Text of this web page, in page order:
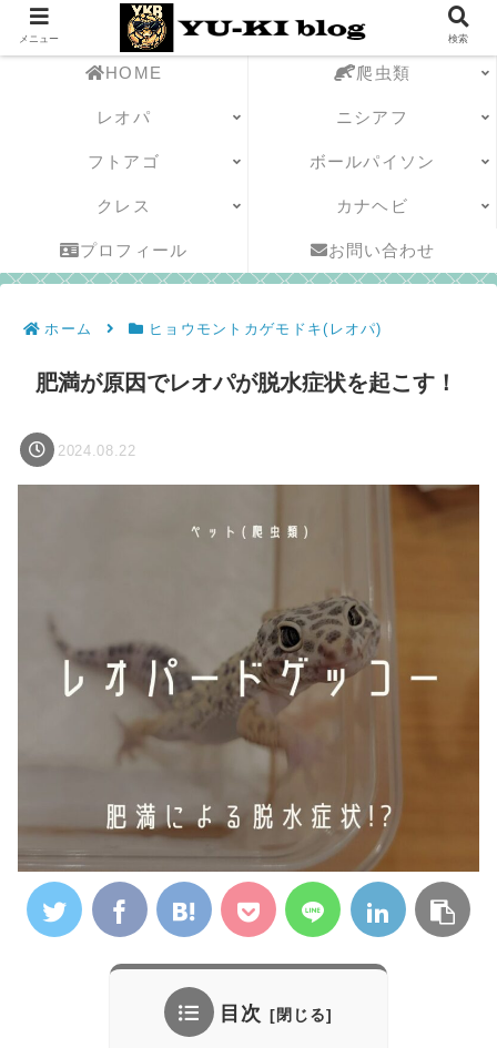
HOME 爬虫類
レオパ ニシアフ
フトアゴ ボールパイソン
クレス カナヘビ
プロフィール お問い合わせ
ホーム ヒョウモントカゲモドキ(レオパ)
肥満が原因でレオパが脱水症状を起こす！
2024.08.22
目次
メニュー 検索